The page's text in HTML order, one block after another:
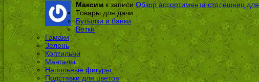
Максимк записиОбзор ассортимента столешниц
Товары для дачи
Бутылки и банки
Ветки
Гамаки
Зелень
Коптильни
Мангалы
Напольные фигуры
Подставки для цветов